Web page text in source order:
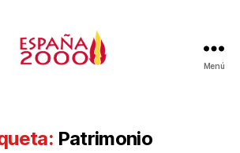
Menú
Patrimonio